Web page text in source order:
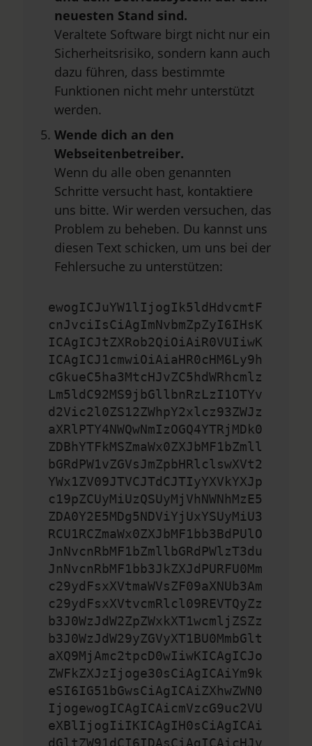
neuesten Stand sind.
Veraltete Software birgt nicht nur ein
Sicherheitsrisiko, sondern kann auch
dazu führen, dass bestimmte
Funktionen nicht mehr unterstützt
werden.
Wende dich an den
Webseitenbetreiber.
Wenn du alle oben genannten
Schritte versucht hast, kontaktiere
uns bitte. Wir werden versuchen, das
Problem zu beheben. Du kannst uns
diesen Text schicken, um uns bei der
Fehlersuche zu unterstützen:
ewogICJuYW1lIjogIk5ldHdvcmtF
cnJvciIsCiAgImNvbmZpZyI6IHsK
ICAgICJtZXRob2QiOiAiR0VUIiwK
ICAgICJ1cmwiOiAiaHR0cHM6Ly9h
cGkueC5ha3MtcHJvZC5hdWRhcmlz
Lm5ldC92MS9jbGllbnRzLzI1OTYv
d2Vic2l0ZS12ZWhpY2xlcz93ZWJz
aXRlPTY4NWQwNmIzOGQ4YTRjMDk0
ZDBhYTFkMSZmaWx0ZXJbMF1bZmll
bGRdPW1vZGVsJmZpbHRlclswXVt2
YWx1ZV09JTVCJTdCJTIyYXVkYXJp
c19pZCUyMiUzQSUyMjVhNWNhMzE5
ZDA0Y2E5MDg5NDViYjUxYSUyMiU3
RCU1RCZmaWx0ZXJbMF1bb3BdPUlO
JnNvcnRbMF1bZmllbGRdPWlzT3du
JnNvcnRbMF1bb3JkZXJdPURFU0Mm
c29ydFsxXVtmaWVsZF09aXNUb3Am
c29ydFsxXVtvcmRlcl09REVTQyZz
b3J0WzJdW2ZpZWxkXT1wcmljZSZz
b3J0WzJdW29yZGVyXT1BU0MmbGlt
aXQ9MjAmc2tpcD0wIiwKICAgICJo
ZWFkZXJzIjoge30sCiAgICAiYm9k
eSI6IG51bGwsCiAgICAiZXhwZWN0
IjogewogICAgICAicmVzcG9uc2VU
eXBlIjogIiIKICAgIH0sCiAgICAi
dGltZW91dCI6IDAsCiAgICAicHJv